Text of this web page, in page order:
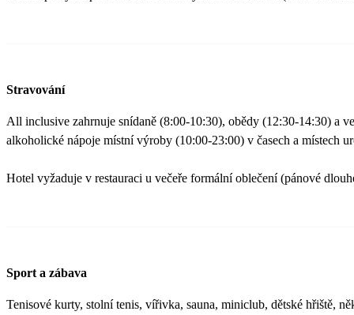
Stravování
All inclusive zahrnuje snídaně (8:00-10:30), obědy (12:30-14:30) a
alkoholické nápoje místní výroby (10:00-23:00) v časech a místech
Hotel vyžaduje v restauraci u večeře formální oblečení (pánové
Sport a zábava
Tenisové kurty, stolní tenis, vířivka, sauna, miniclub, dětské hřiště,